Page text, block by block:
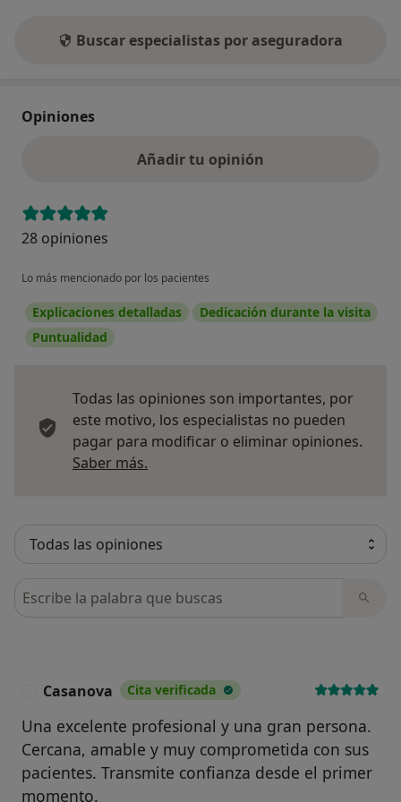
Buscar especialistas por aseguradora
Opiniones
Añadir tu opinión
28 opiniones
Lo más mencionado por los pacientes
Explicaciones detalladas
Dedicación durante la visita
Puntualidad
Todas las opiniones son importantes, por
este motivo, los especialistas no pueden
pagar para modificar o eliminar opiniones.
Saber más.
Busca en opiniones
Casanova Cita verificada
Una excelente profesional y una gran persona.
Cercana, amable y muy comprometida con sus
pacientes. Transmite confianza desde el primer
momento.